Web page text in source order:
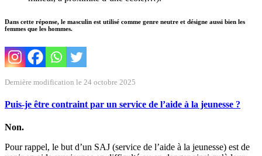
Dans cette réponse, le masculin est utilisé comme genre neutre et désigne aussi bien les
femmes que les hommes.
Dernière modification le 24 octobre 2025
Puis-je être contraint par un service de l’aide à la jeunesse ?
Non.
Pour rappel, le but d’un SAJ (service de l’aide à la jeunesse) est de